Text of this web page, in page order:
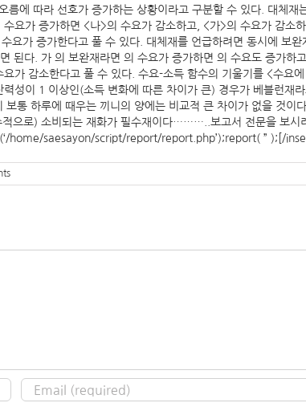
에 따라 선호가 증가하는 상황이라고 구분할 수 있다. 대체
요가 증가하면 <나>의 수요가 감소하고, <가>의 수요가 감소
요가 증가한다고 풀 수 있다. 대체재를 언급하려면 동시에
된다. 가 의 보완재라면 의 수요가 증가하면 의 수요도 증가
가 감소한다고 풀 수 있다. 수요-소득 함수의 기울기를 <수요
성이 1 이상인(소득 변화에 따른 차이가 큰) 경우가 베블런재
통 하루에 때우는 끼니의 양에는 비교적 큰 차이가 없을 것이
으로) 소비되는 재화가 필수재이다………..보고서 전문을 보시
home/saesayon/script/report/report.php’);report( ” );[/